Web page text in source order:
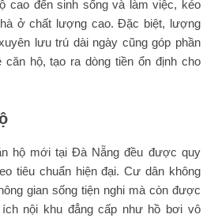
cao đến sinh sống và làm việc, kéo
ở chất lượng cao. Đặc biệt, lượng
lưu trú dài ngày cũng góp phần
căn hộ, tạo ra dòng tiền ổn định cho
hộ mới tại Đà Nẵng đều được quy
tiêu chuẩn hiện đại. Cư dân không
gian sống tiện nghi mà còn được
ích nội khu đẳng cấp như hồ bơi vô